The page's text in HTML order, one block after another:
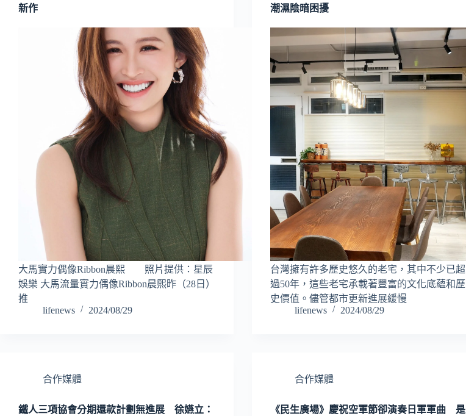
新作
大馬實力偶像Ribbon晨熙 照片提供：星辰
娛樂 大馬流量實力偶像Ribbon晨熙昨（28日）
推
lifenews
2024/08/29
潮濕陰暗困擾
台灣擁有許多歷史悠久的老宅，其中不少已超
過50年，這些老宅承載著豐富的文化底蘊和歷
史價值。儘管都市更新進展緩慢
lifenews
2024/08/29
合作媒體
鐵人三項協會分期還款計劃無進展 徐嬿立：
合作媒體
《民生廣場》慶祝空軍節卻演奏日軍軍曲 是